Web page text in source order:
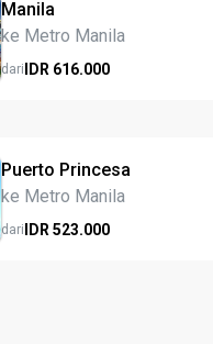
Manila
ke Metro Manila
dariIDR 616.000
Puerto Princesa
ke Metro Manila
dariIDR 523.000